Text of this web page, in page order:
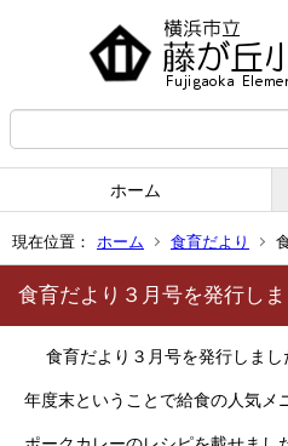
ホーム
現在位置： ホーム 食育だより
食育だより３月号を発行しま
食育だより３月号を発行しまし
年度末ということで給食の人気メ